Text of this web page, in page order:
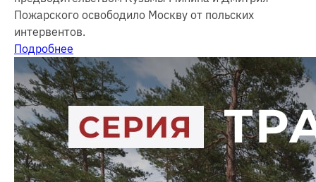
Пожарского освободило Москву от польских
интервентов.
Подробнее